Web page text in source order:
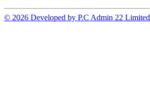
© 2026 Developed by P.C Admin 22 Limited